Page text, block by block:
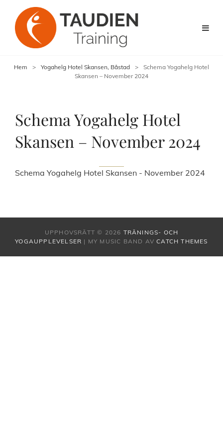
Hem > Yogahelg Hotel Skansen, Båstad >
Schema Yogahelg Hotel
Skansen – November 2024
Schema Yogahelg Hotel
Skansen – November 2024
Schema Yogahelg Hotel Skansen - November 2024
UPPHOVSRÄTT © 2026 TRÄNINGS- OCH
YOGAUPPLEVELSER | MY MUSIC BAND AVCATCH THEMES